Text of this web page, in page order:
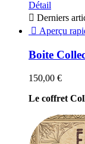
Détail
 Derniers
 Aperçu
Boite
150,00 €
Le coffret